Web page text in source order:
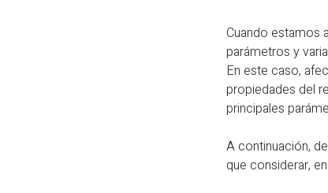
Cuando estamos
parámetros y
En este caso,
propiedades del
principales
A continuación,
que considerar,